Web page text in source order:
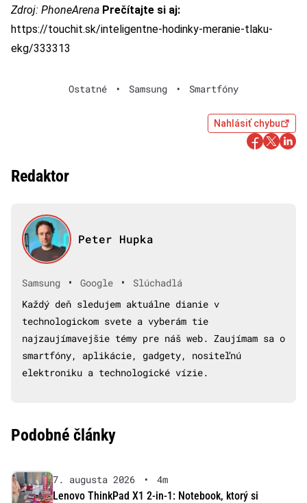
Zdroj: PhoneArena Prečítajte si aj:
https://touchit.sk/inteligentne-hodinky-meranie-tlaku-
ekg/333313
Ostatné • Samsung • Smartfóny
Nahlásiť chybu
Redaktor
Peter Hupka
Samsung • Google •
Slúchadlá
Každý deň sledujem aktuálne dianie v
technologickom svete a vyberám tie
najzaujímavejšie témy pre náš web. Zaujímam sa o
smartfóny, aplikácie, gadgety, nositeľnú
elektroniku a technologické vízie.
Podobné články
7. augusta 2026 •
4m
Lenovo ThinkPad X1 2-in-1: Notebook, ktorý si